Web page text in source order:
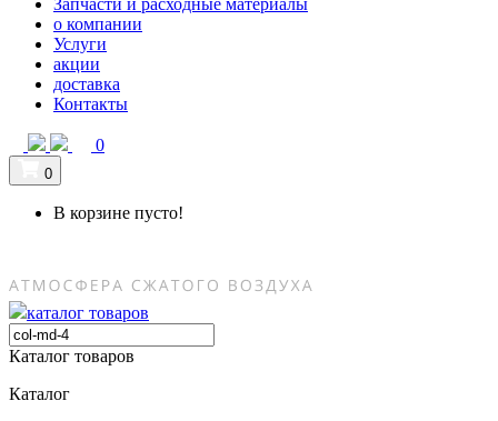
Запчасти и расходные материалы
о компании
Услуги
акции
доставка
Контакты
0
0
В корзине пусто!
каталог товаров
Каталог товаров
Каталог